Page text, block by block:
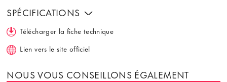
SPÉCIFICATIONS
Télécharger la fiche technique
Lien vers le site officiel
NOUS VOUS CONSEILLONS ÉGALEMENT